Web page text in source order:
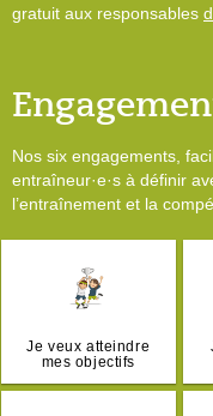
gratuit aux responsables
Nos six engagements,
entraîneur·e·s à définir
l’entraînement et la
Je veux atteindre
mes objectifs